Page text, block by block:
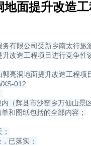
地面提升改造
有限公司受新乡南太行旅
改造工程项目进行竞争性
亮洞地面提升改造工程项
012
（辉县市沙窑乡万仙山景
和图纸包括的全部内容；
已落实；